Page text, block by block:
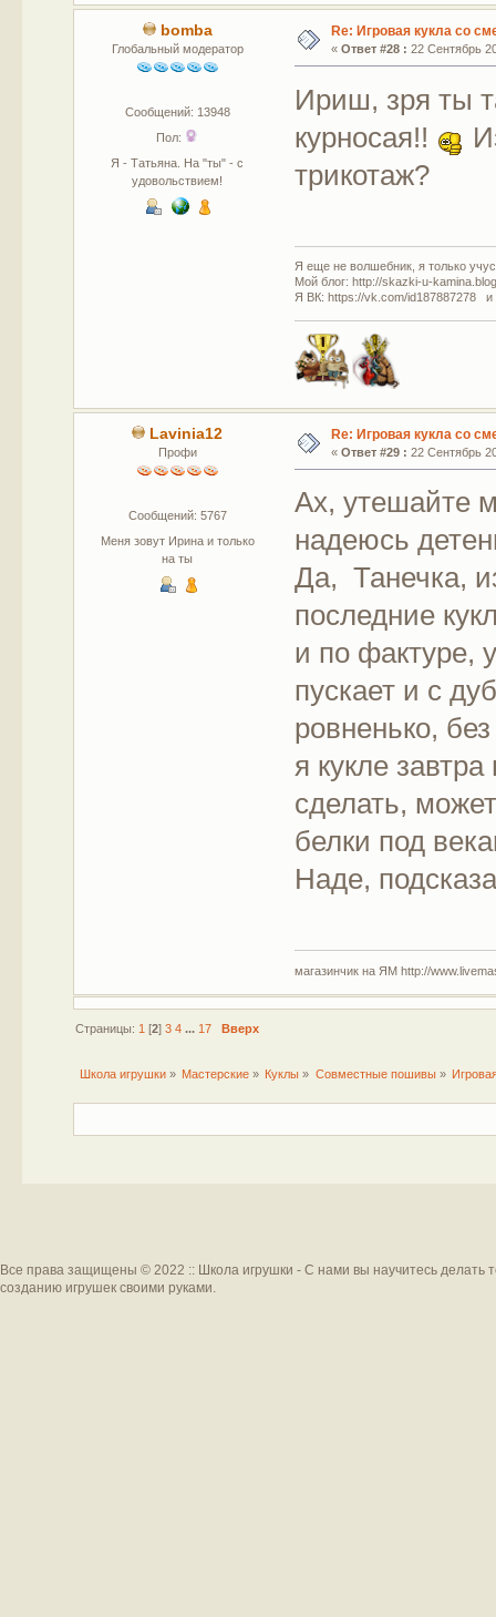
bomba
Глобальный модератор
Сообщений: 13948
Пол:
Я - Татьяна. На "ты" - с
удовольствием!
Re: Игровая кукла со
« Ответ #28 : 22 Сентябрь
Ириш, зря ты
курносая!!
трикотаж?
Я еще не волшебник, я только
Мой блог: http://skazki-u-
Я ВК: https://vk.com/id187887278 и
Lavinia12
Профи
Сообщений: 5767
Меня зовут Ирина и только
на ты
Re: Игровая кукла со
« Ответ #29 : 22 Сентябрь
Ах, утешайте
надеюсь
Да, Танечка,
последние
и по фактуре,
пускает и с
ровненько,
я кукле
сделать,
белки под
Наде,
магазинчик на ЯМ http://
Страницы: 1 [2] 3 4 ... 17 Вверх
Школа игрушки» Мастерские » Куклы » Совместные пошивы»
Все права защищены © 2022 :: Школа игрушки - С нами вы научитесь делать
созданию игрушек своими руками.